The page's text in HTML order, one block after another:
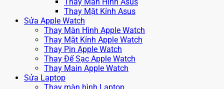
Thay Mặt Kính Asus
Sửa Apple Watch
Thay Màn Hình Apple Watch
Thay Mặt Kính Apple Watch
Thay Pin Apple Watch
Thay Đế Sạc Apple Watch
Thay Main Apple Watch
Sửa Laptop
Thay màn hình Laptop